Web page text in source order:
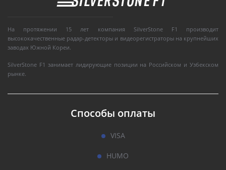
На протяжении 15 лет компания SilverStone F1 производит
высококачественные радар-детекторы и видеорегистраторы на крупнейших
заводах Южной Кореи.
SilverStone F1 занимает лидирующие позиции на Российском и Узбекском
рынке.
Способы оплаты
VISA
HUMO